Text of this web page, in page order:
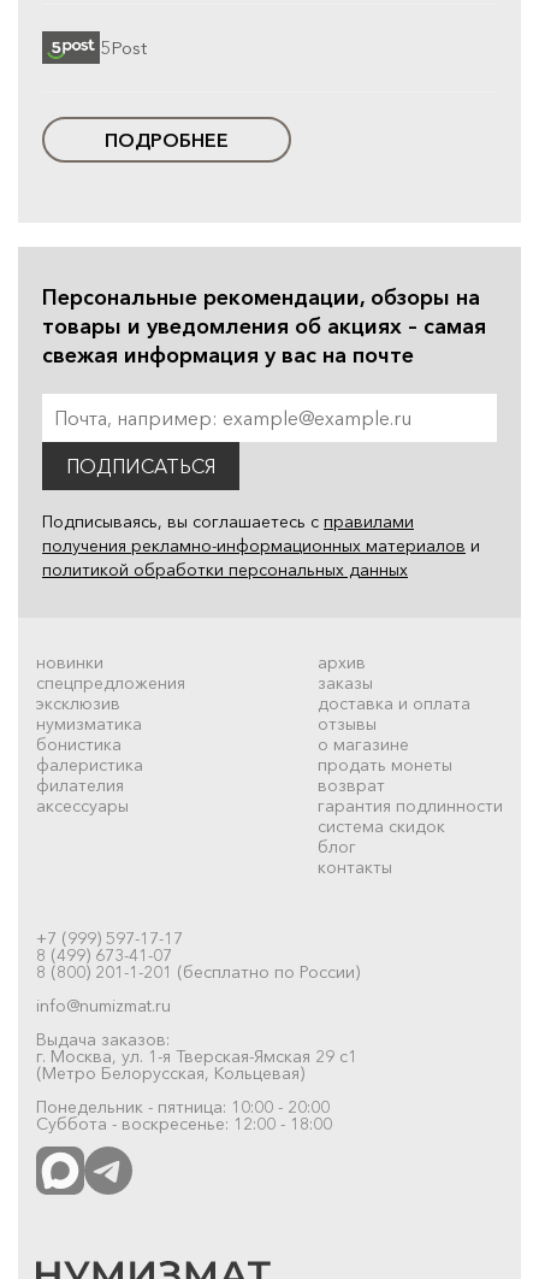
5Post
ПОДРОБНЕЕ
Персональные рекомендации, обзоры на
товары и уведомления об акциях – самая
свежая информация у вас на почте
ПОДПИСАТЬСЯ
Подписываясь, вы соглашаетесь с правилами
получения рекламно-информационных материалов и
политикой обработки персональных данных
новинки
спецпредложения
эксклюзив
нумизматика
бонистика
фалеристика
филателия
аксессуары
архив
заказы
доставка и оплата
отзывы
о магазине
продать монеты
возврат
гарантия подлинности
система скидок
блог
контакты
+7 (999) 597-17-17
8 (499) 673-41-07
8 (800) 201-1-201 (бесплатно по России)
info@numizmat.ru
Выдача заказов:
г. Москва, ул. 1-я Тверская-Ямская 29 с1
(Метро Белорусская, Кольцевая)
Понедельник - пятница: 10:00 - 20:00
Суббота - воскресенье: 12:00 - 18:00